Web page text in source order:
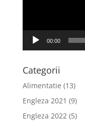
00:00
Categorii
Alimentatie (13)
Engleza 2021 (9)
Engleza 2022(5)